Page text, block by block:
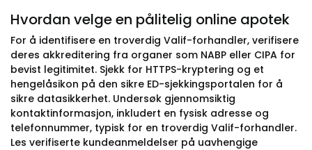
Hvordan velge en pålitelig online apotek
For å identifisere en troverdig Valif-forhandler, verifisere
deres akkreditering fra organer som NABP eller CIPA for
bevist legitimitet. Sjekk for HTTPS-kryptering og et
hengelåsikon på den sikre ED-sjekkingsportalen for å
sikre datasikkerhet. Undersøk gjennomsiktig
kontaktinformasjon, inkludert en fysisk adresse og
telefonnummer, typisk for en troverdig Valif-forhandler.
Les verifiserte kundeanmeldelser på uavhengige